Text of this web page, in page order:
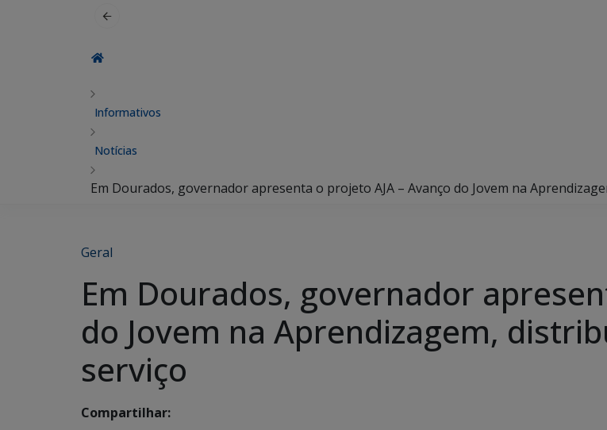
Informativos
Notícias
Em Dourados, governador apresenta o projeto AJA – Avanço do Jovem na
Geral
Em Dourados, governador
do Jovem na Aprendizagem,
serviço
Compartilhar: